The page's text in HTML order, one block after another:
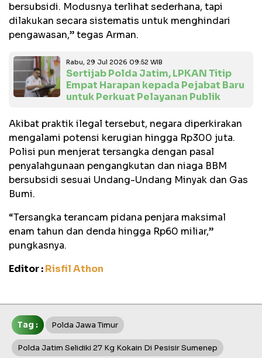
bersubsidi. Modusnya terlihat sederhana, tapi
dilakukan secara sistematis untuk menghindari
pengawasan,” tegas Arman.
Rabu, 29 Jul 2026 09:52 WIB
Sertijab Polda Jatim, LPKAN Titip
Empat Harapan kepada Pejabat Baru
untuk Perkuat Pelayanan Publik
Akibat praktik ilegal tersebut, negara diperkirakan
mengalami potensi kerugian hingga Rp300 juta.
Polisi pun menjerat tersangka dengan pasal
penyalahgunaan pengangkutan dan niaga BBM
bersubsidi sesuai Undang-Undang Minyak dan Gas
Bumi.
“Tersangka terancam pidana penjara maksimal
enam tahun dan denda hingga Rp60 miliar,”
pungkasnya.
Editor :Risfil Athon
Tag : Polda Jawa Timur
Polda Jatim Selidiki 27 Kg Kokain Di Pesisir Sumenep